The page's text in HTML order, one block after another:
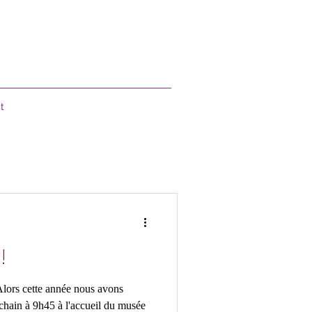
cette année nous avons
à 9h45 à l'accueil du musée